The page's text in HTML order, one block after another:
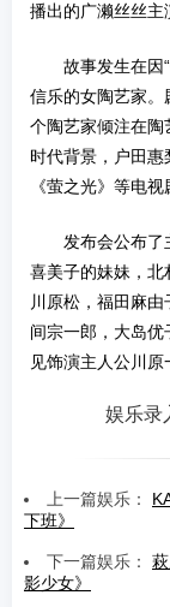
播出的广濑丝丝主
故事发生在因
信乐的女陶艺家。
个陶艺家倾注在陶
时代背景，户田
《萤之光》等电
发布会公布了
喜美子的妹妹，北
川原松，福田麻
间宗一郎，大岛
见饰演主人公川
娱乐录
上一篇娱乐：
下班》
下一篇娱乐：
影少女》